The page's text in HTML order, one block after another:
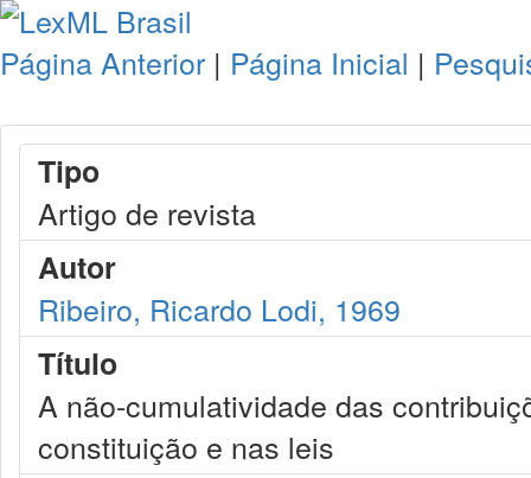
Página Anterior | Página Inicial |
Tipo
Artigo de revista
Autor
Ribeiro, Ricardo Lodi, 1969
Título
A não-cumulatividade das
constituição e nas leis